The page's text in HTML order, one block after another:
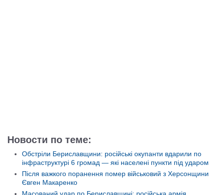
Новости по теме:
Обстріли Бериславщини: російські окупанти вдарили по
інфраструктурі 6 громад — які населені пункти під ударом
Після важкого поранення помер військовий з Херсонщини
Євген Макаренко